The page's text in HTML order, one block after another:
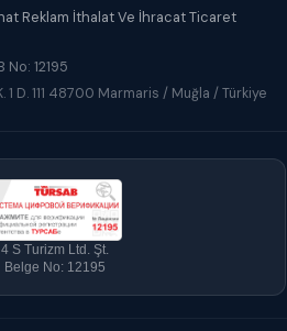
Reklam İthalat Ve İhracat Ticaret
No: 12195
1 D. 111 48700 Marmaris / Muğla / Türkiye
4 S Turizm Ltd. Şt.
Belge No: 12195